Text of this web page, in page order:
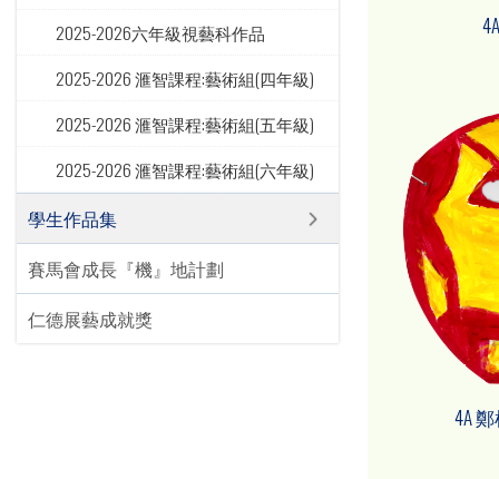
4A
2025-2026六年級視藝科作品
2025-2026 滙智課程:藝術組(四年級)
2025-2026 滙智課程:藝術組(五年級)
2025-2026 滙智課程:藝術組(六年級)
學生作品集
賽馬會成長『機』地計劃
仁德展藝成就獎